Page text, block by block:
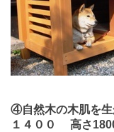
④自然木の木肌を生
１４００ 高さ